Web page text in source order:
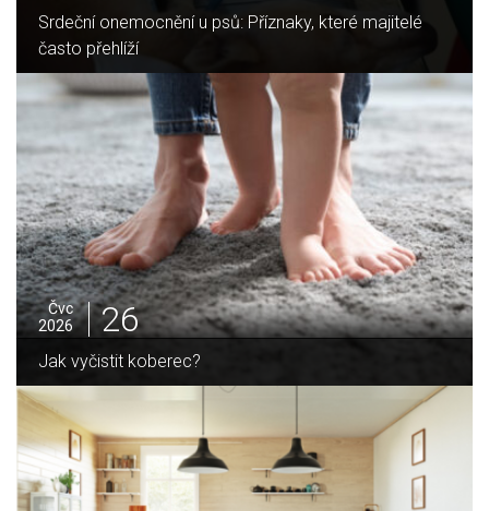
Srdeční onemocnění u psů: Příznaky, které majitelé
často přehlíží
Čvc
2026
26
Jak vyčistit koberec?